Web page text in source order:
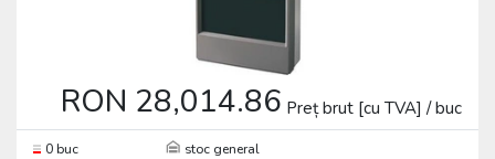
RON 28,014.86 Preț brut [cu TVA] / buc
0 buc
stoc general